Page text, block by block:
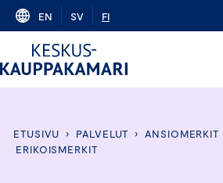
Skip
content
EN SV FI
ETUSIVU › PALVELUT › ANSIOMERKIT
ERIKOISMERKIT